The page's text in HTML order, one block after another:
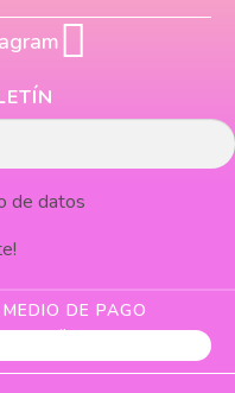
de datos
DE PAGO